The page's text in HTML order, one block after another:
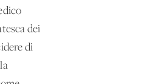
dei
di